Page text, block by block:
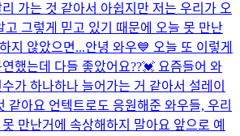
가는 것 같아서 아쉽지만 저는 우리가 오
고 그렇게 믿고 있기 때문에 오늘 못 만난
지 않았으면...안녕 와우💙 오늘 또 이렇게
했는데 다들 좋았어요??💓 요즘들어 와
가 하나하나 늘어가는 거 같아서 설레이
같아요 언텍트로도 응원해준 와우들, 우리
만난거에 속상해하지 말아요 앞으로 예